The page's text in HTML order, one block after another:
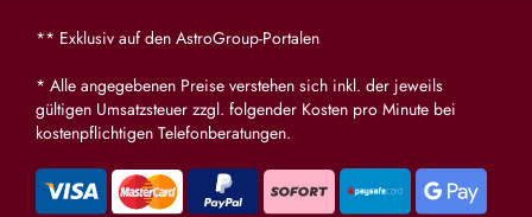
** Exklusiv auf den AstroGroup-Portalen
* Alle angegebenen Preise verstehen sich inkl. der jeweils
gültigen Umsatzsteuer zzgl. folgender Kosten pro Minute bei
kostenpflichtigen Telefonberatungen.